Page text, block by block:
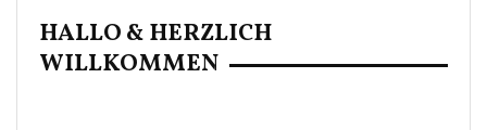
HALLO & HERZLICH
WILLKOMMEN